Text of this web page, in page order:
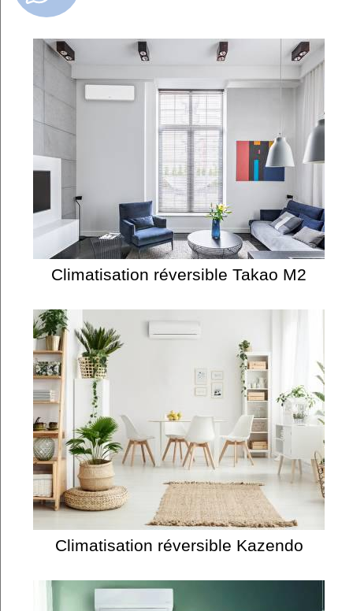
Climatisation réversible Takao M2
Climatisation réversible Kazendo